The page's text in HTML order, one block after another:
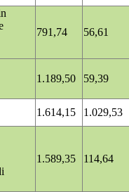
791,74 56,61
1.189,50 59,39
1.614,15
1.029,53
1.589,35 114,64